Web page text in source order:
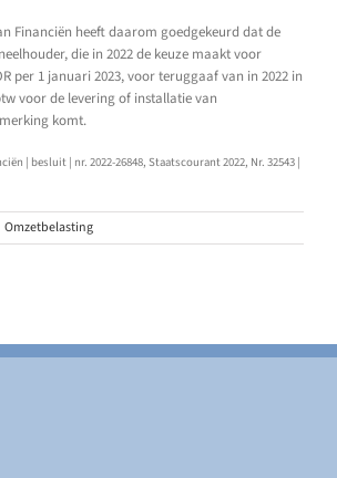
Financiën heeft daarom goedgekeurd dat de
die in 2022 de keuze maakt voor
per 1 januari 2023, voor teruggaaf van in 2022 in
voor de levering of installatie van
komt.
| besluit | nr. 2022-26848, Staatscourant 2022, Nr. 32543 |
Omzetbelasting